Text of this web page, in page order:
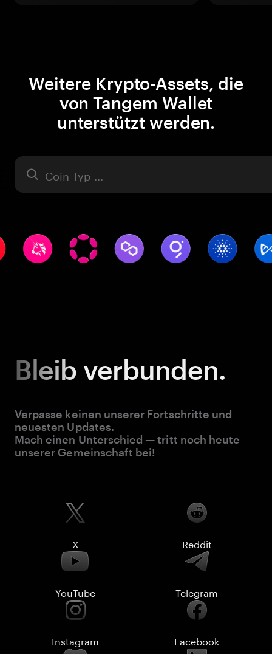
Weitere Krypto-Assets, die
von Tangem Wallet
unterstützt werden.
Asset
Bleib verbunden.
Verpasse keinen unserer Fortschritte und
neuesten Updates.
Mach einen Unterschied — tritt noch heute
unserer Gemeinschaft bei!
X Reddit
YouTube Telegram
Instagram Facebook